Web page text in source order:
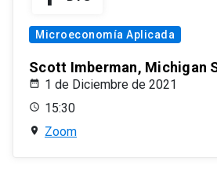
Microeconomía Aplicada
Scott Imberman, Michigan
1 de Diciembre de 2021
15:30
Zoom